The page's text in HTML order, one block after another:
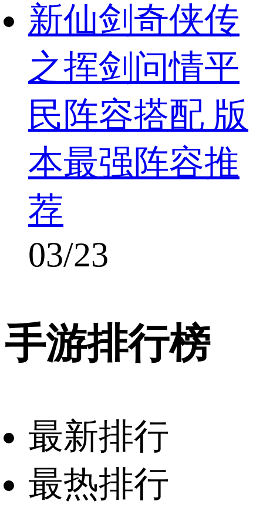
新仙剑奇侠传
之挥剑问情平
民阵容搭配 版
本最强阵容推
荐
03/23
手游排行榜
最新排行
最热排行